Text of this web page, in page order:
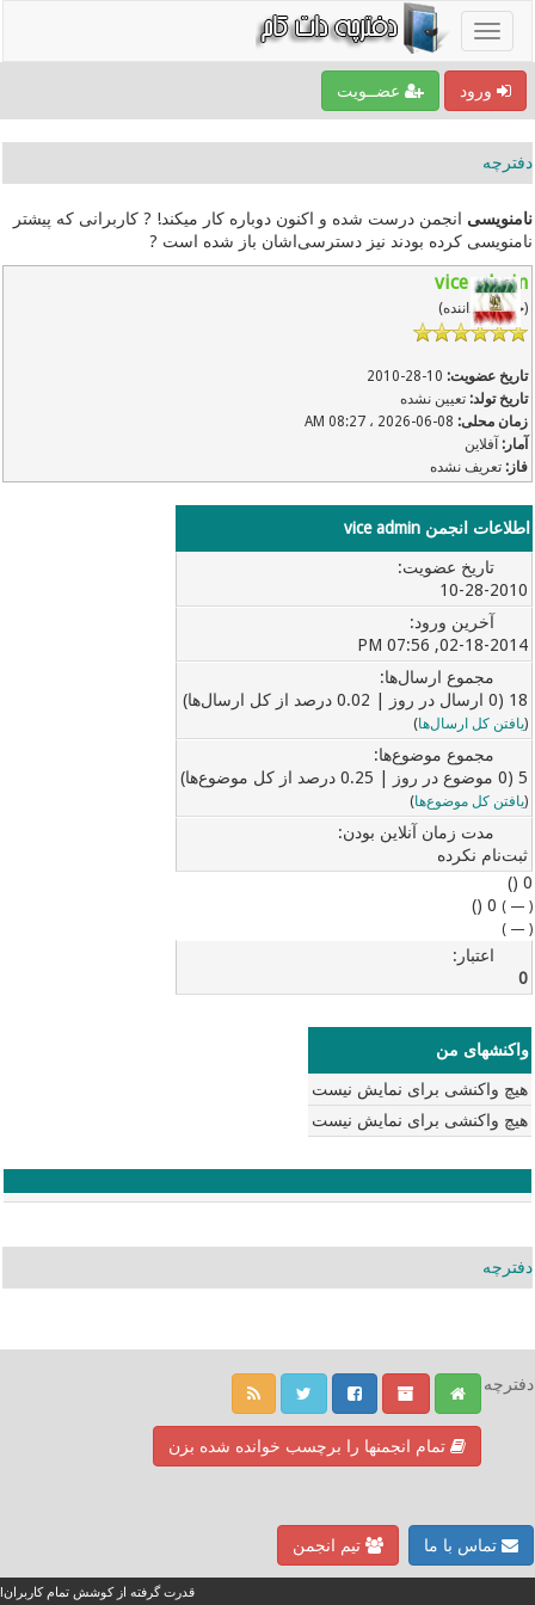
ورود عضــویت
دفترچه
نامنویسی انجمن درست شده و اکنون دوباره کار میکند! ? کاربرانی که پیشتر
نامنویسی کرده بودند نیز دسترسی‌اشان باز شده است ?
vice admin
(خیلی گرداننده)
تاریخ عضویت: 10-28-2010
تاریخ تولد:تعیین نشده
زمان محلی: 08-06-2026 ، 08:27 AM
آمار: آفلاین
فاز: تعریف نشده
اطلاعات انجمن vice admin
تاریخ عضویت:
10-28-2010
آخرین ورود:
02-18-2014, 07:56 PM
مجموع ارسال‌ها:
18 (0 ارسال در روز | 0.02 درصد از کل ارسال‌ها)
(یافتن کل ارسال‌ها)
مجموع موضوع‌ها:
5 (0 موضوع در روز | 0.25 درصد از کل موضوع‌ها)
(یافتن کل موضوع‌ها)
مدت زمان آنلاین بودن:
ثبت‌نام نکرده
0 ()
(
—
)
0 ()
(
—
)
اعتبار:
0
واکنشهای من
هیچ واکنشی برای نمایش نیست
هیچ واکنشی برای نمایش نیست
دفترچه
دفترچه
تمام انجمنها را برچسب خوانده شده بزن
تماس با ما تیم انجمن
قدرت گرفته از کوشش تمام کاربران!